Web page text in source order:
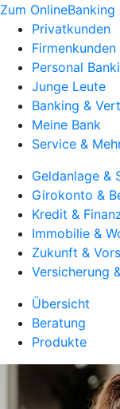
Zum OnlineBanking
Privatkunden
Firmenkunden
Personal
Junge Leute
Banking &
Meine Bank
Service &
Geldanlage &
Girokonto &
Kredit &
Immobilie &
Zukunft &
Versicherung
Übersicht
Beratung
Produkte